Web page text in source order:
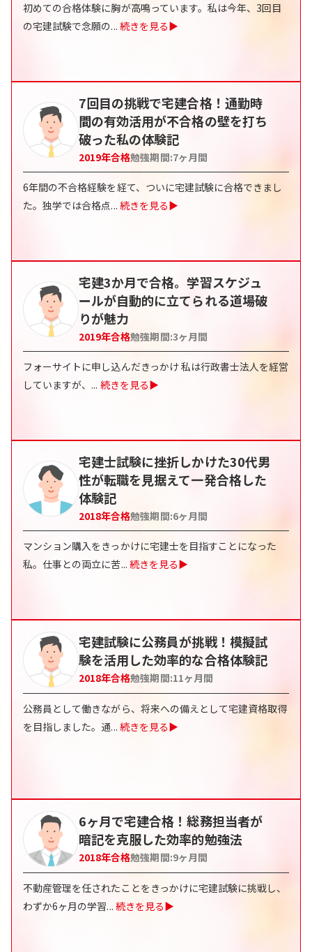
初めての合格体験に胸が高鳴っています。私は今年、3回目
の宅建試験で念願の... 続きを見る▶
7回目の挑戦で宅建合格！通勤時
間の有効活用が不合格の壁を打ち
破った私の体験記
2019年合格勉強期間:7ヶ月間
6年間の不合格経験を経て、ついに宅建試験に合格できまし
た。独学では合格点... 続きを見る▶
宅建3か月で合格。学習スケジュ
ールが自動的に立てられる道場破
りが魅力
2019年合格勉強期間:3ヶ月間
フォーサイトに申し込んだきっかけ 私は行政書士法人を経営
していますが、 ... 続きを見る▶
宅建士試験に挫折しかけた30代男
性が転職を見据えて一発合格した
体験記
2018年合格勉強期間:6ヶ月間
マンション購入をきっかけに宅建士を目指すことになった
私。仕事との両立に苦... 続きを見る▶
宅建試験に公務員が挑戦！模擬試
験を活用した効率的な合格体験記
2018年合格勉強期間:11ヶ月間
公務員として働きながら、将来への備えとして宅建資格取得
を目指しました。通... 続きを見る▶
6ヶ月で宅建合格！総務担当者が
暗記を克服した効率的勉強法
2018年合格勉強期間:9ヶ月間
不動産管理を任されたことをきっかけに宅建試験に挑戦し、
わずか6ヶ月の学習... 続きを見る▶